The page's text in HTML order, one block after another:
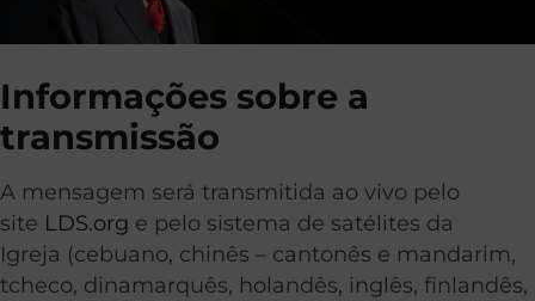
Informações sobre a
transmissão
A mensagem será transmitida ao vivo pelo
site LDS.org e pelo sistema de satélites da
Igreja (cebuano, chinês – cantonês e mandarim,
tcheco, dinamarquês, holandês, inglês, finlandês,